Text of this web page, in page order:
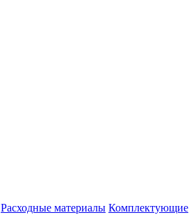
Расходные материалы Комплектующие